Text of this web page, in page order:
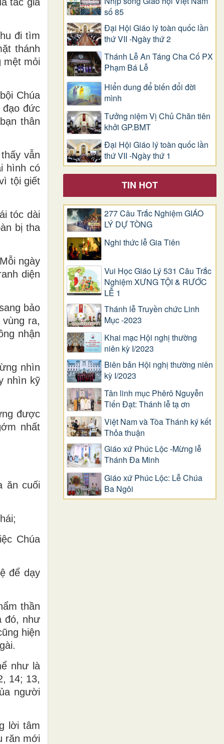
đi tìm
thánh
mệt mỏi
Chúa
đạo đức
thân
vẫn
hình có
tội giết
tóc dài
bị tha
ngày
diện
bảo
ra,
nhận
nhìn
nhìn kỹ
được
nhất
ăn cuối
Chúa
để dạy
thần
đó, như
hiện
như là
14; 13,
người
lời tâm
răn mới
số 85
Đại Hội Giáo lý toàn quốc lần
thứ VII -Ngày thứ 2
Thánh Lễ An Táng Cha Cố PX
Phạm Bá Lễ
Hiển dung để biến đổi đời
mình
Tưởng niệm Vị Chủ Chăn tiên
khởi GP.BMT
Đại Hội Giáo lý toàn quốc lần
thứ VII -Ngày thứ 1
TIN HOT
277 Câu Trắc Nghiệm GIÁO
LÝ DỰ TÒNG
Nghi thức lễ Gia Tiên
Vui Học Giáo Lý 531 Câu Trắc
Nghiệm XƯNG TỘI & RƯỚC
LỄ 1
Thánh lễ Truyền chức Linh
Mục -2023
Khai mạc Hội nghị thường
niên kỳ I/2023
Biên bản Hội nghị thường niên
kỳ I/2023
Tân linh mục Phêrô Nguyễn
Tiến Đạt: Thánh lễ tạ ơn
Việt Nam và Tòa Thánh ký kết
Thỏa thuận
Giáo xứ Phúc Lộc -Mừng lễ
Thánh Đa Minh
Giáo xứ Phúc Lộc: Lễ Chúa
Ba Ngôi